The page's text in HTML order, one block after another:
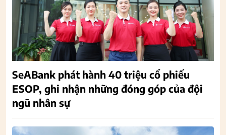
SeABank phát hành 40 triệu cổ phiếu
ESOP, ghi nhận những đóng góp của đội
ngũ nhân sự